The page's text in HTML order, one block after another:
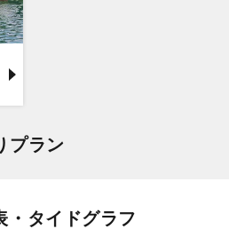
プラン
・タイドグラフ